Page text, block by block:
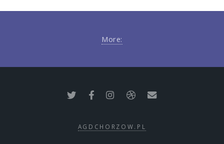
More:
AGDCHORZOW.PL